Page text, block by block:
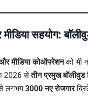
सहयोग:
मीडिया कोऑपरेशनको भी
2026 सेतीन प्रमुख बॉलीवुड
लगभग3000 नए रोजगार